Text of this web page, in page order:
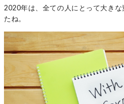
2020年は、全ての人にとって大き
たね。